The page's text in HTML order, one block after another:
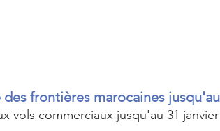
frontières marocaines jusqu'au
vols commerciaux jusqu'au 31